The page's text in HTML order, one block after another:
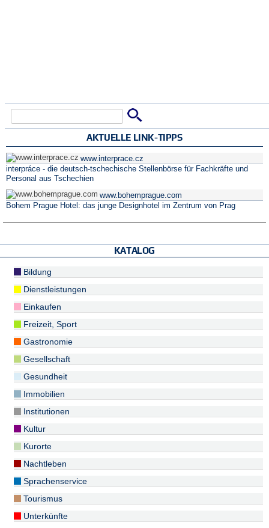
AKTUELLE LINK-TIPPS
www.interprace.cz
interpráce - die deutsch-tschechische Stellenbörse für Fachkräfte und
Personal aus Tschechien
www.bohemprague.com
Bohem Prague Hotel: das junge Designhotel im Zentrum von Prag
KATALOG
Bildung
Dienstleistungen
Einkaufen
Freizeit, Sport
Gastronomie
Gesellschaft
Gesundheit
Immobilien
Institutionen
Kultur
Kurorte
Nachtleben
Sprachenservice
Tourismus
Unterkünfte